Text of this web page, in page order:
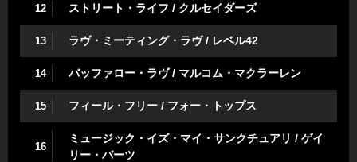
12 ストリート・ライフ / クルセイダーズ
13 ラヴ・ミーティング・ラヴ / レベル42
14 バッファロー・ラヴ / マルコム・マクラーレン
15 フィール・フリー / フォー・トップス
16
ミュージック・イズ・マイ・サンクチュアリ / ゲイ
リー・バーツ